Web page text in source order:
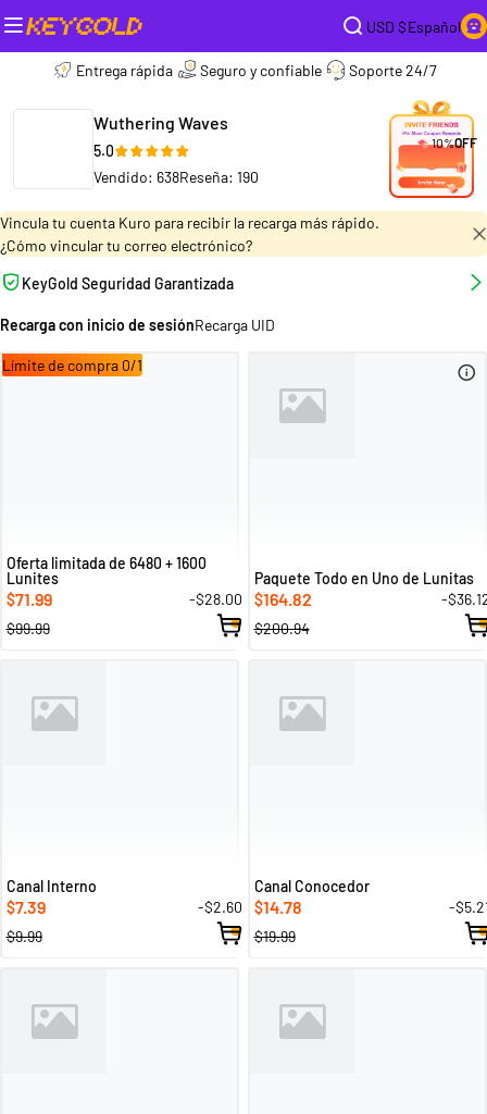
USD $Español
Entrega rápida Seguro y confiable Soporte 24/7
Wuthering Waves
5.0
Vendido: 638Reseña: 190
10%OFF
Vincula tu cuenta Kuro para recibir la recarga más rápido.
¿Cómo vincular tu correo electrónico?
KeyGold Seguridad Garantizada
Recarga con inicio de sesiónRecarga UID
Límite de compra 0/1
Oferta limitada de 6480 + 1600
Lunites
$71.99
-$28.00
$99.99
Paquete Todo en Uno de Lunitas
$164.82
-
$200.94
Canal Interno
$7.39
-$2.60
$9.99
Canal Conocedor
$14.78
-
$19.99